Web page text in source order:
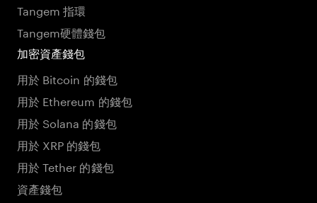
Tangem 指環
Tangem硬體錢包
加密資產錢包
用於 Bitcoin 的錢包
用於 Ethereum 的錢包
用於 Solana 的錢包
用於 XRP 的錢包
用於 Tether 的錢包
資產錢包